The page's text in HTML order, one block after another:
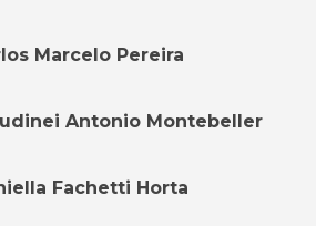
Marcelo Pereira
Antonio Montebeller
Fachetti Horta